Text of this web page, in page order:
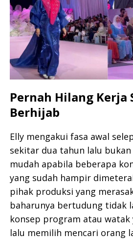
Pernah Hilang Kerja
Berhijab
Elly mengakui fasa awal
sekitar dua tahun lalu bukan
mudah apabila beberapa
yang sudah hampir
pihak produksi yang
baharunya bertudung tidak
konsep program atau watak
lalu memilih mencari orang